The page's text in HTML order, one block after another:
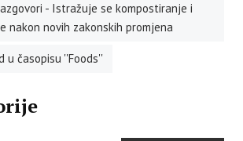
- Istražuje se kompostiranje i
nakon novih zakonskih promjena
u časopisu ''Foods''